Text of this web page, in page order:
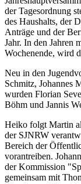
der Tagesordnung
des Haushalts, der
Anträge und der
Jahr. In den Jahren
Wochenende, wird
Neu in den
Schmitz, Johannes
wurden Florian
Böhm und Jannis
Heiko folgt Martin
der SJNRW
Bereich der
vorantreiben.
der Kommission
gemeinsam mit